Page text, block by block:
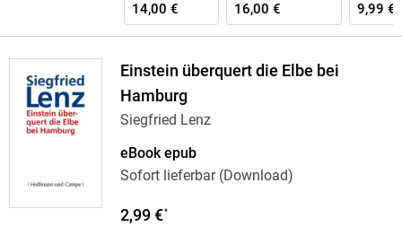
14,00 €
16,00 €
9,99 €
Einstein überquert die Elbe bei
Hamburg
Siegfried Lenz
eBook epub
Sofort lieferbar (Download)
2,99 €*